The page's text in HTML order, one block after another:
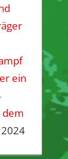
ein
dem